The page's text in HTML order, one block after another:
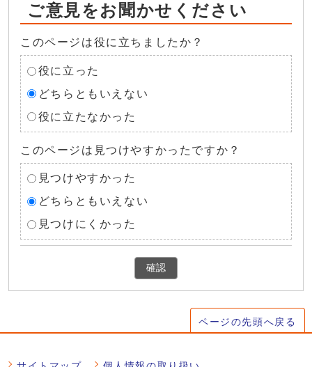
ご意見をお聞かせください
このページは役に立ちましたか？
役に立った
どちらともいえない
役に立たなかった
このページは見つけやすかったですか？
見つけやすかった
どちらともいえない
見つけにくかった
確認
ページの先頭へ戻る